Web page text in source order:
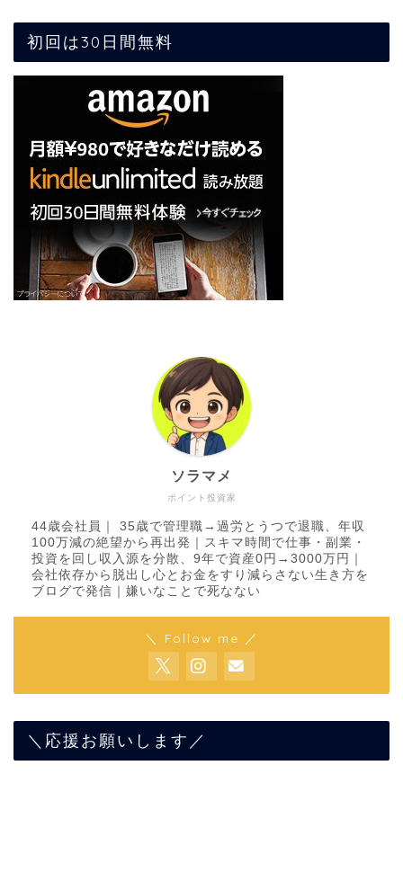
初回は30日間無料
ポイント投資家
ソラマメ
44歳会社員｜ 35歳で管理職→過労とうつで退職、年収
100万減の絶望から再出発｜スキマ時間で仕事・副業・
投資を回し収入源を分散、9年で資産0円→3000万円｜
会社依存から脱出し心とお金をすり減らさない生き方を
ブログで発信｜嫌いなことで死なない
＼ Follow me ／
＼応援お願いします／